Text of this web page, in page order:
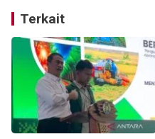
Terkait